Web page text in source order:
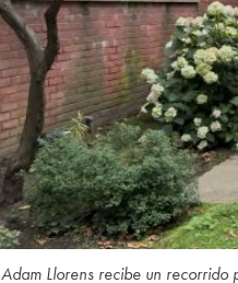
Adam Llorens recibe un recorrido